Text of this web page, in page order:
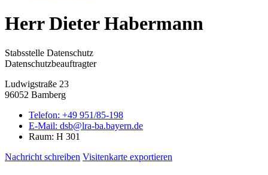
Herr Dieter Habermann
Stabsstelle Datenschutz
Datenschutzbeauftragter
Ludwigstraße 23
96052 Bamberg
Telefon: +49 951/85-198
E-Mail: dsb@lra-ba.bayern.de
Raum: H 301
Nachricht schreiben Visitenkarte exportieren